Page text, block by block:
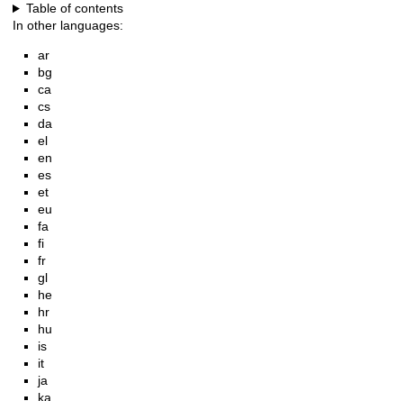
Table of contents
In other languages:
ar
bg
ca
cs
da
el
en
es
et
eu
fa
fi
fr
gl
he
hr
hu
is
it
ja
ka